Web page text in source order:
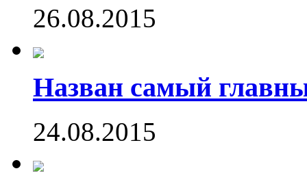
26.08.2015
Назван самый
24.08.2015